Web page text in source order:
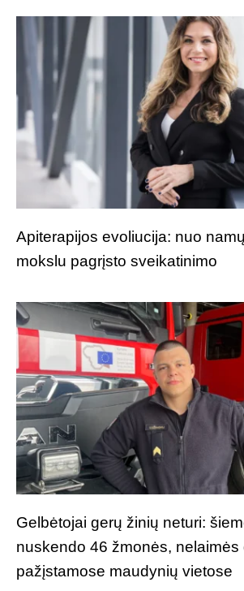
Apiterapijos evoliucija: nuo
mokslu pagrįsto sveikatinimo
Gelbėtojai gerų žinių neturi:
nuskendo 46 žmonės, nelaimės
pažįstamose maudynių vietose